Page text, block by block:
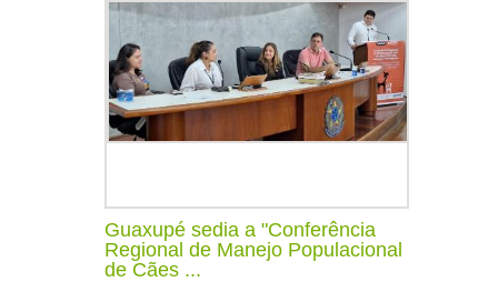
Guaxupé sedia a "Conferência
Regional de Manejo Populacional
de Cães ...